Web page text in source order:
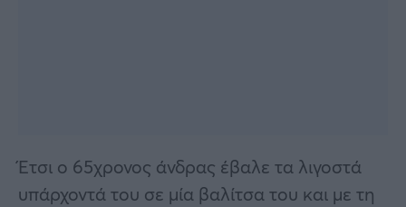
Έτσι ο 65χρονος άνδρας έβαλε τα λιγοστά
υπάρχοντά του σε μία βαλίτσα του και με τη